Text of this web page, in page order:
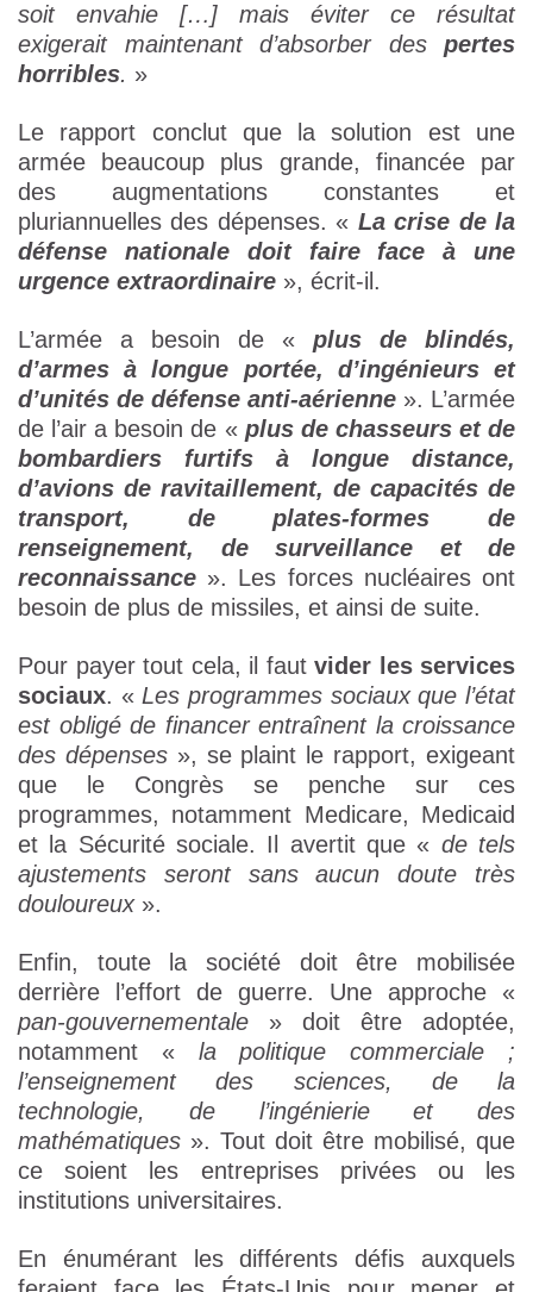
soit envahie […] mais éviter ce résultat
exigerait maintenant d’absorber des pertes
horribles. »
Le rapport conclut que la solution est une
armée beaucoup plus grande, financée par
des augmentations constantes et
pluriannuelles des dépenses. « La crise de la
défense nationale doit faire face à une
urgence extraordinaire », écrit-il.
L’armée a besoin de « plus de blindés,
d’armes à longue portée, d’ingénieurs et
d’unités de défense anti-aérienne ». L’armée
de l’air a besoin de « plus de chasseurs et de
bombardiers furtifs à longue distance,
d’avions de ravitaillement, de capacités de
transport, de plates-formes de
renseignement, de surveillance et de
reconnaissance ». Les forces nucléaires ont
besoin de plus de missiles, et ainsi de suite.
Pour payer tout cela, il faut vider les services
sociaux. « Les programmes sociaux que l’état
est obligé de financer entraînent la croissance
des dépenses», se plaint le rapport, exigeant
que le Congrès se penche sur ces
programmes, notamment Medicare, Medicaid
et la Sécurité sociale. Il avertit que « de tels
ajustements seront sans aucun doute très
douloureux».
Enfin, toute la société doit être mobilisée
derrière l’effort de guerre. Une approche «
pan-gouvernementale » doit être adoptée,
notamment « la politique commerciale
;
l’enseignement des sciences, de la
technologie, de l’ingénierie et des
mathématiques ». Tout doit être mobilisé, que
ce soient les entreprises privées ou les
institutions universitaires.
En énumérant les différents défis auxquels